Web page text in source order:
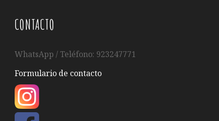
CONTACTO
WhatsApp / Teléfono: 923247771
Formulario de contacto